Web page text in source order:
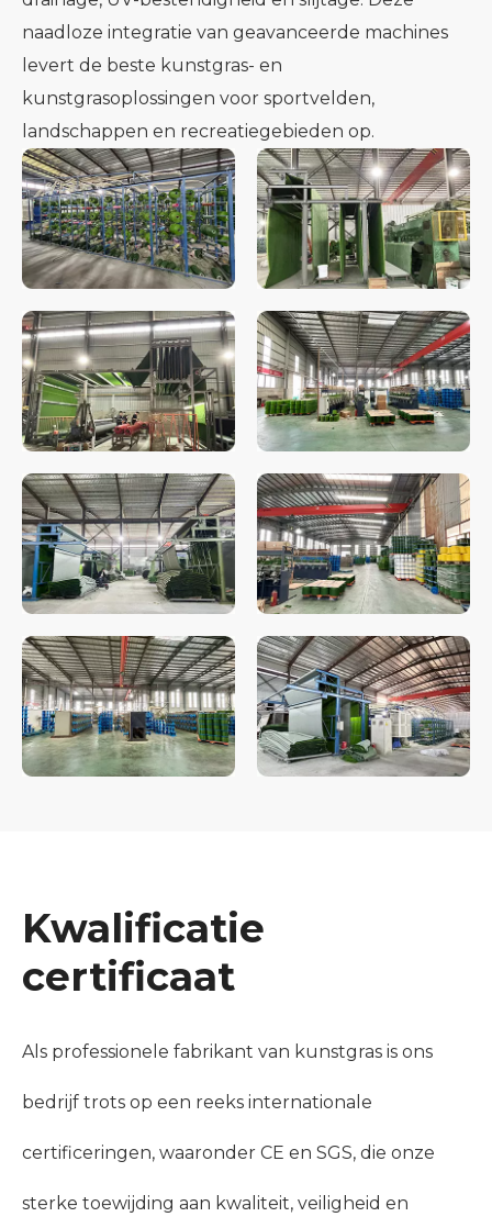
naadloze integratie van geavanceerde machines
levert de beste kunstgras- en
kunstgrasoplossingen voor sportvelden,
landschappen en recreatiegebieden op.
Kwalificatie
certificaat
Als professionele fabrikant van kunstgras is ons
bedrijf trots op een reeks internationale
certificeringen, waaronder CE en SGS, die onze
sterke toewijding aan kwaliteit, veiligheid en